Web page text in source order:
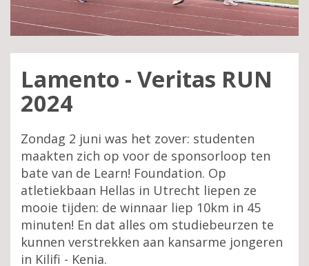
Lamento - Veritas RUN
2024
Zondag 2 juni was het zover: studenten
maakten zich op voor de sponsorloop ten
bate van de Learn! Foundation. Op
atletiekbaan Hellas in Utrecht liepen ze
mooie tijden: de winnaar liep 10km in 45
minuten! En dat alles om studiebeurzen te
kunnen verstrekken aan kansarme jongeren
in Kilifi - Kenia.